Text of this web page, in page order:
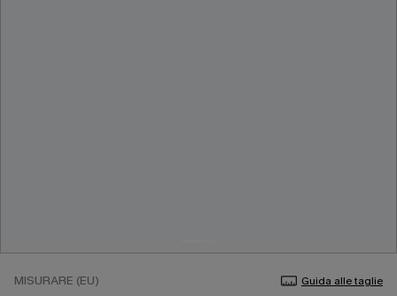
MISURARE (EU) Guida alle taglie